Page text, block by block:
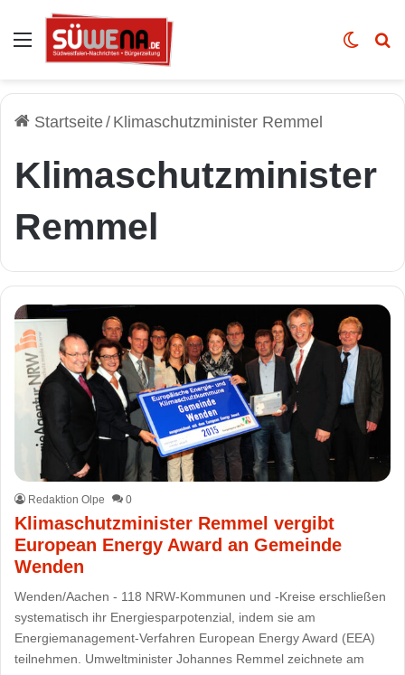
Auswahl Skin
Startseite/ Klimaschutzminister Remmel
Klimaschutzminister
Remmel
Redaktion Olpe 0
Klimaschutzminister Remmel vergibt
European Energy Award an Gemeinde
Wenden
Wenden/Aachen - 118 NRW-Kommunen und -Kreise erschließen
systematisch ihr Energiesparpotenzial, indem sie am
Energiemanagement-Verfahren European Energy Award (EEA)
teilnehmen. Umweltminister Johannes Remmel zeichnete am